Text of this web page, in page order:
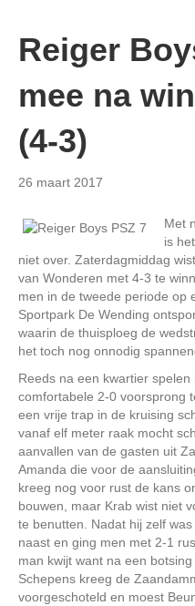
Reiger
mee na
(4-3)
26 maart 2017
Met
is
niet over. Zaterdagmiddag
van Wonderen met 4-3 te
men in de tweede periode op
Sportpark De Wending
waarin de thuisploeg de
het toch nog onnodig
Reeds na een kwartier
comfortabele 2-0 voorsprong
een vrije trap in de kruising
vanaf elf meter raak mocht
aanvallen van de gasten uit
Amanda die voor de
kreeg nog voor rust de kans
bouwen, maar Krab wist niet
te benutten. Nadat hij zelf
naast en ging men met 2-1
man kwijt want na een
Schepens kreeg de
voorgeschoteld en moest